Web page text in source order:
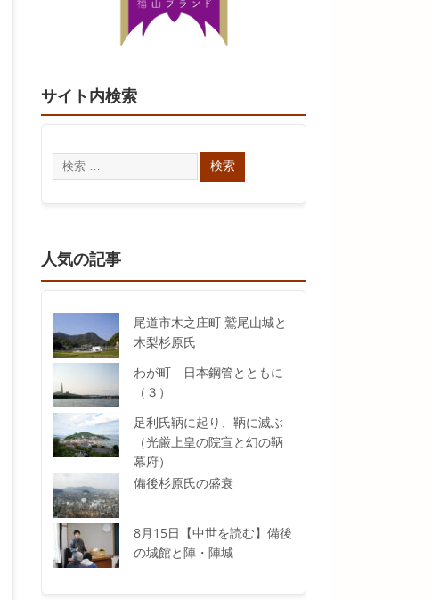
サイト内検索
人気の記事
尾道市木之庄町 鷲尾山城と
木梨杉原氏
わが町 日本鋼管とともに
（３）
足利氏鞆に起り、鞆に滅ぶ
（光厳上皇の院宣と幻の鞆
幕府）
備後杉原氏の盛衰
8月15日【中世を読む】備後
の城館と陣・陣城